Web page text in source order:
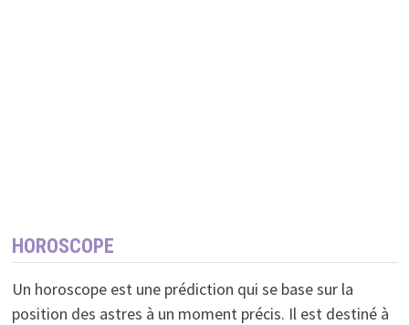
HOROSCOPE
Un horoscope est une prédiction qui se base sur la
position des astres à un moment précis. Il est destiné à